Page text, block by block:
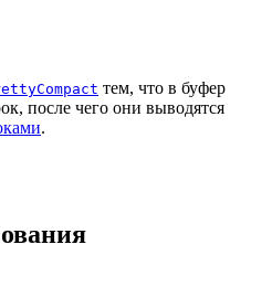
тем, что в буфер
после чего они выводятся
.